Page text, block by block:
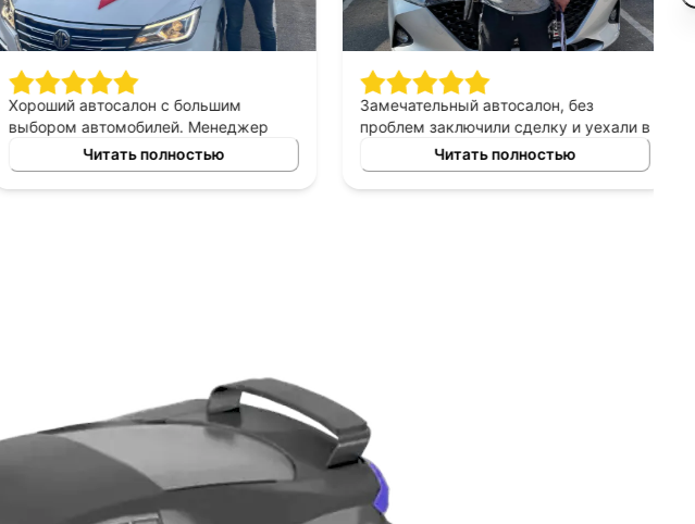
Хороший автосалон с большим
выбором автомобилей. Менеджер
был очень вежлив и прекрасно
разбирался в представленных
марках авто. Помог выбрать авто
Читать полностью
Замечательный автосалон, без
проблем заключили сделку и уехали в
этот же день на новой машине.
Рекомендую!
Читать полностью